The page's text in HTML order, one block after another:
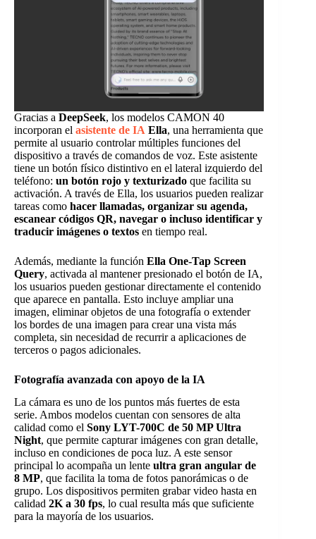
Gracias a DeepSeek, los modelos CAMON 40
incorporan el asistente de IA Ella, una herramienta que
permite al usuario controlar múltiples funciones del
dispositivo a través de comandos de voz. Este asistente
tiene un botón físico distintivo en el lateral izquierdo del
teléfono: un botón rojo y texturizado que facilita su
activación. A través de Ella, los usuarios pueden realizar
tareas como hacer llamadas, organizar su agenda,
escanear códigos QR, navegar o incluso identificar y
traducir imágenes o textos en tiempo real.
Además, mediante la función Ella One-Tap Screen
Query, activada al mantener presionado el botón de IA,
los usuarios pueden gestionar directamente el contenido
que aparece en pantalla. Esto incluye ampliar una
imagen, eliminar objetos de una fotografía o extender
los bordes de una imagen para crear una vista más
completa, sin necesidad de recurrir a aplicaciones de
terceros o pagos adicionales.
Fotografía avanzada con apoyo de la IA
La cámara es uno de los puntos más fuertes de esta
serie. Ambos modelos cuentan con sensores de alta
calidad como el Sony LYT-700C de 50 MP Ultra
Night, que permite capturar imágenes con gran detalle,
incluso en condiciones de poca luz. A este sensor
principal lo acompaña un lente ultra gran angular de
8 MP, que facilita la toma de fotos panorámicas o de
grupo. Los dispositivos permiten grabar video hasta en
calidad 2K a 30 fps, lo cual resulta más que suficiente
para la mayoría de los usuarios.